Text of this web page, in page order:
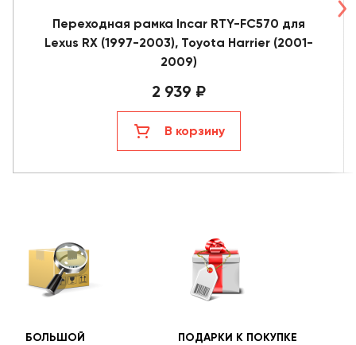
Переходная рамка Incar RTY-FC570 для
Lexus RX (1997-2003), Toyota Harrier (2001-
2009)
2 939 ₽
В корзину
БОЛЬШОЙ
ПОДАРКИ К ПОКУПКЕ